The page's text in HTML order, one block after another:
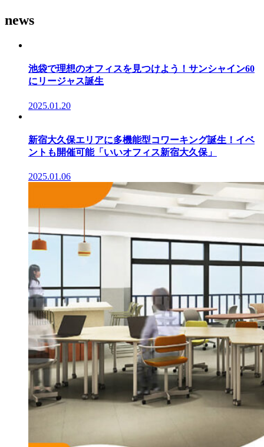
news
池袋で理想のオフィスを見つけよう！サンシャイン60
にリージャス誕生
2025.01.20
新宿大久保エリアに多機能型コワーキング誕生！イベ
ントも開催可能「いいオフィス新宿大久保」
2025.01.06